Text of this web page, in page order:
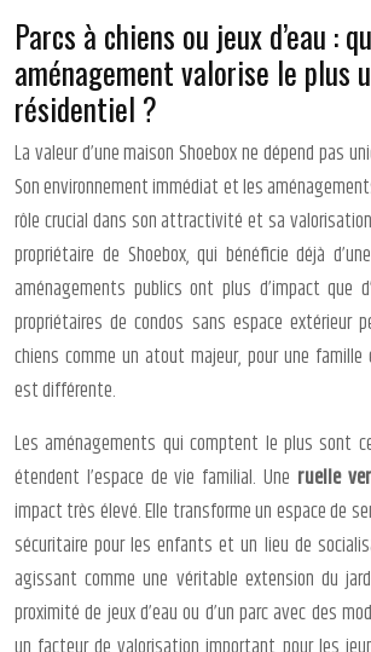
Parcs à chiens ou jeux d’eau :
aménagement valorise le plus
résidentiel ?
La valeur d’une maison Shoebox ne dépend pas
Son environnement immédiat et les
rôle crucial dans son attractivité et sa
propriétaire de Shoebox, qui bénéficie déjà
aménagements publics ont plus d’impact que
propriétaires de condos sans espace extérieur
chiens comme un atout majeur, pour une famille
est différente.
Les aménagements qui comptent le plus sont
étendent l’espace de vie familial. Une ruelle
impact très élevé. Elle transforme un espace de
sécuritaire pour les enfants et un lieu de
agissant comme une véritable extension du
proximité de jeux d’eau ou d’un parc avec des